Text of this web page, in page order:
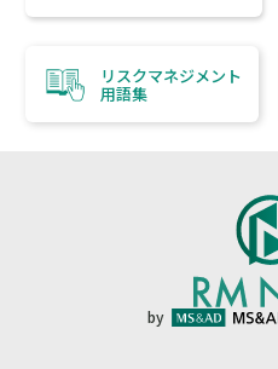
リスクマネジメント
用語集
by